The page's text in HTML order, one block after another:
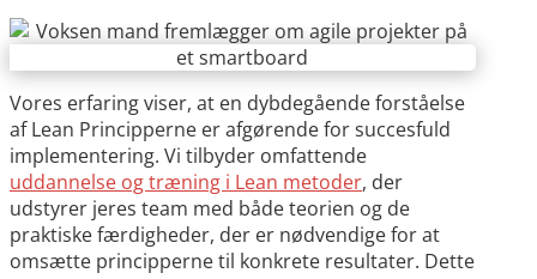
Vores erfaring viser, at en dybdegående forståelse
af Lean Principperne er afgørende for succesfuld
implementering. Vi tilbyder omfattende
uddannelse og træning i Lean metoder, der
udstyrer jeres team med både teorien og de
praktiske færdigheder, der er nødvendige for at
omsætte principperne til konkrete resultater. Dette